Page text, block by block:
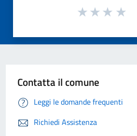
Contatta il comune
Leggi le domande frequenti
Richiedi Assistenza